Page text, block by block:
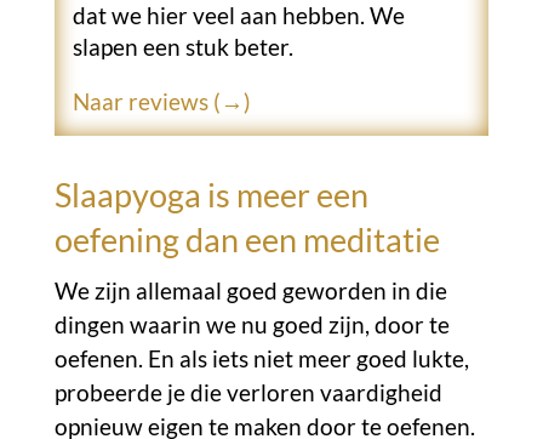
dat we hier veel aan hebben. We
slapen een stuk beter.
Naar reviews (→)
Slaapyoga is meer een
oefening dan een meditatie
We zijn allemaal goed geworden in die
dingen waarin we nu goed zijn, door te
oefenen. En als iets niet meer goed lukte,
probeerde je die verloren vaardigheid
opnieuw eigen te maken door te oefenen.